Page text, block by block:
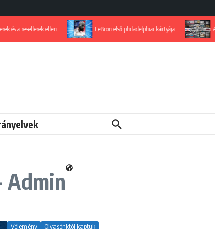
resellerek ellen LeBron első philadelphiai kártyája A
Admin
Vélemény Olvasónktól kaptuk